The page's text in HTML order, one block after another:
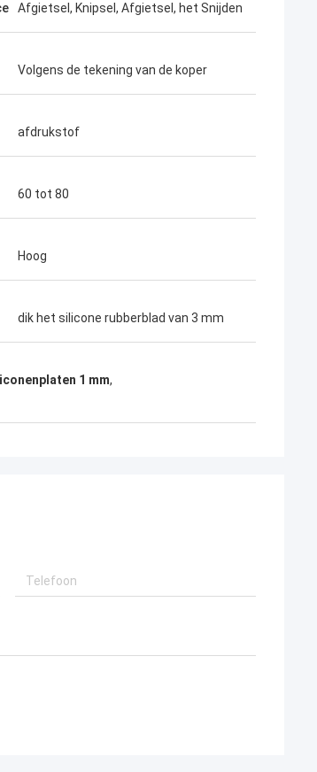
Afgietsel, Knipsel, Afgietsel, het Snijden
Volgens de tekening van de koper
afdrukstof
60 tot 80
Hoog
dik het silicone rubberblad van 3 mm
1 mm,